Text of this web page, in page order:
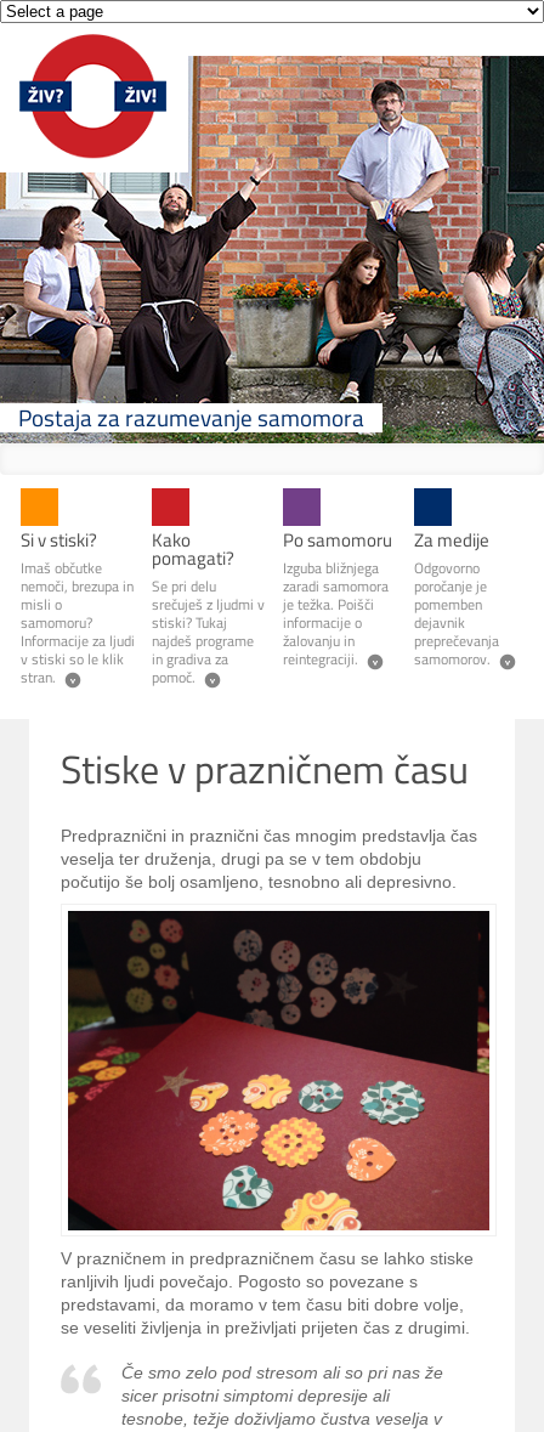
Postaja za razumevanje samomora
Si v stiski?
Imaš občutke
nemoči, brezupa in
misli o
samomoru?
Informacije za ljudi
v stiski so le klik
stran.
Kako
pomagati?
Se pri delu
srečuješ z ljudmi v
stiski? Tukaj
najdeš programe
in gradiva za
pomoč.
Po samomoru
Izguba bližnjega
zaradi samomora
je težka. Poišči
informacije o
žalovanju in
reintegraciji.
Za medije
Odgovorno
poročanje je
pomemben
dejavnik
preprečevanja
samomorov.
Stiske v prazničnem času
Predpraznični in praznični čas mnogim predstavlja čas
veselja ter druženja, drugi pa se v tem obdobju
počutijo še bolj osamljeno, tesnobno ali depresivno.
V prazničnem in predprazničnem času se lahko stiske
ranljivih ljudi povečajo. Pogosto so povezane s
predstavami, da moramo v tem času biti dobre volje,
se veseliti življenja in preživljati prijeten čas z drugimi.
Če smo zelo pod stresom ali so pri nas že
sicer prisotni simptomi depresije ali
tesnobe, težje doživljamo čustva veselja v